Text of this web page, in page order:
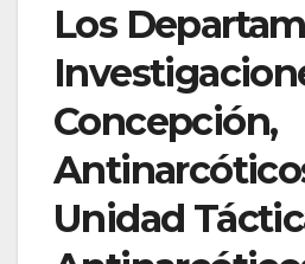
Los
Concepción,
Unidad